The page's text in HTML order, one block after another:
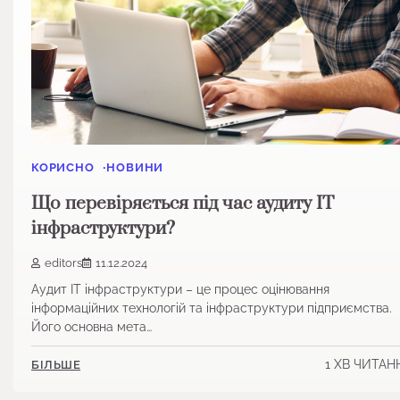
КОРИСНО НОВИНИ
Що перевіряється під час аудиту ІТ
інфраструктури?
editors 11.12.2024
Аудит ІТ інфраструктури – це процес оцінювання
інформаційних технологій та інфраструктури підприємства.
Його основна мета…
БІЛЬШЕ 1 ХВ